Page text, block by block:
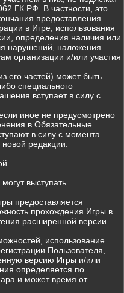
ГК РФ. В частности, это
предоставления
в Игре, использования
определения наличия или
нарушений, наложения
организации и/или участия
его частей) может быть
специального
вступает в силу с
иное не предусмотрено
в Обязательные
в силу с момента
редакции.
выступать
предоставляется
прохождения Игры в
расширенной версии
использование
Пользователя,
версию Игры и/или
определяется по
и может время от